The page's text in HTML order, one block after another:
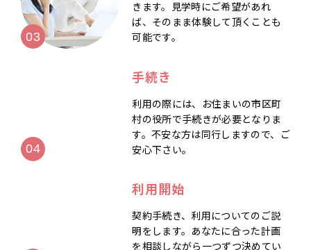
きます。見学時にご希望があれ
ば、そのまま体験して頂くことも
可能です。
手続き
利用の際には、お住まいの市区町
村の役所で手続きが必要となりま
す。不安な方は同行しますので、ご
安心下さい。
利用開始
契約手続き、利用についてのご説
明をします。あなたに合った計画
を相談しながら一つずつ決めてい